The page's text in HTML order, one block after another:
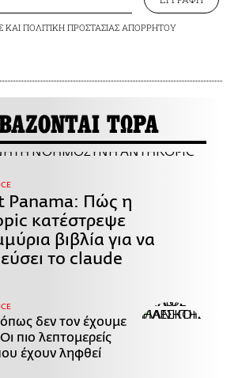
ΚΑΙ ΠΟΛΙΤΙΚΗ ΠΡΟΣΤΑΣΙΑΣ ΑΠΟΡΡΗΤΟΥ
ΤΩΡΑ
Panama: Πώς η
κατέστρεψε
βιβλία για να
το claude
δεν τον έχουμε
πιο λεπτομερείς
έχουν ληφθεί